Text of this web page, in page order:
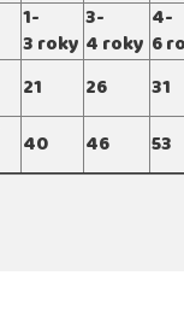
1-
3 roky
3-
4 roky
4-
6
21 26 31
40 46 53